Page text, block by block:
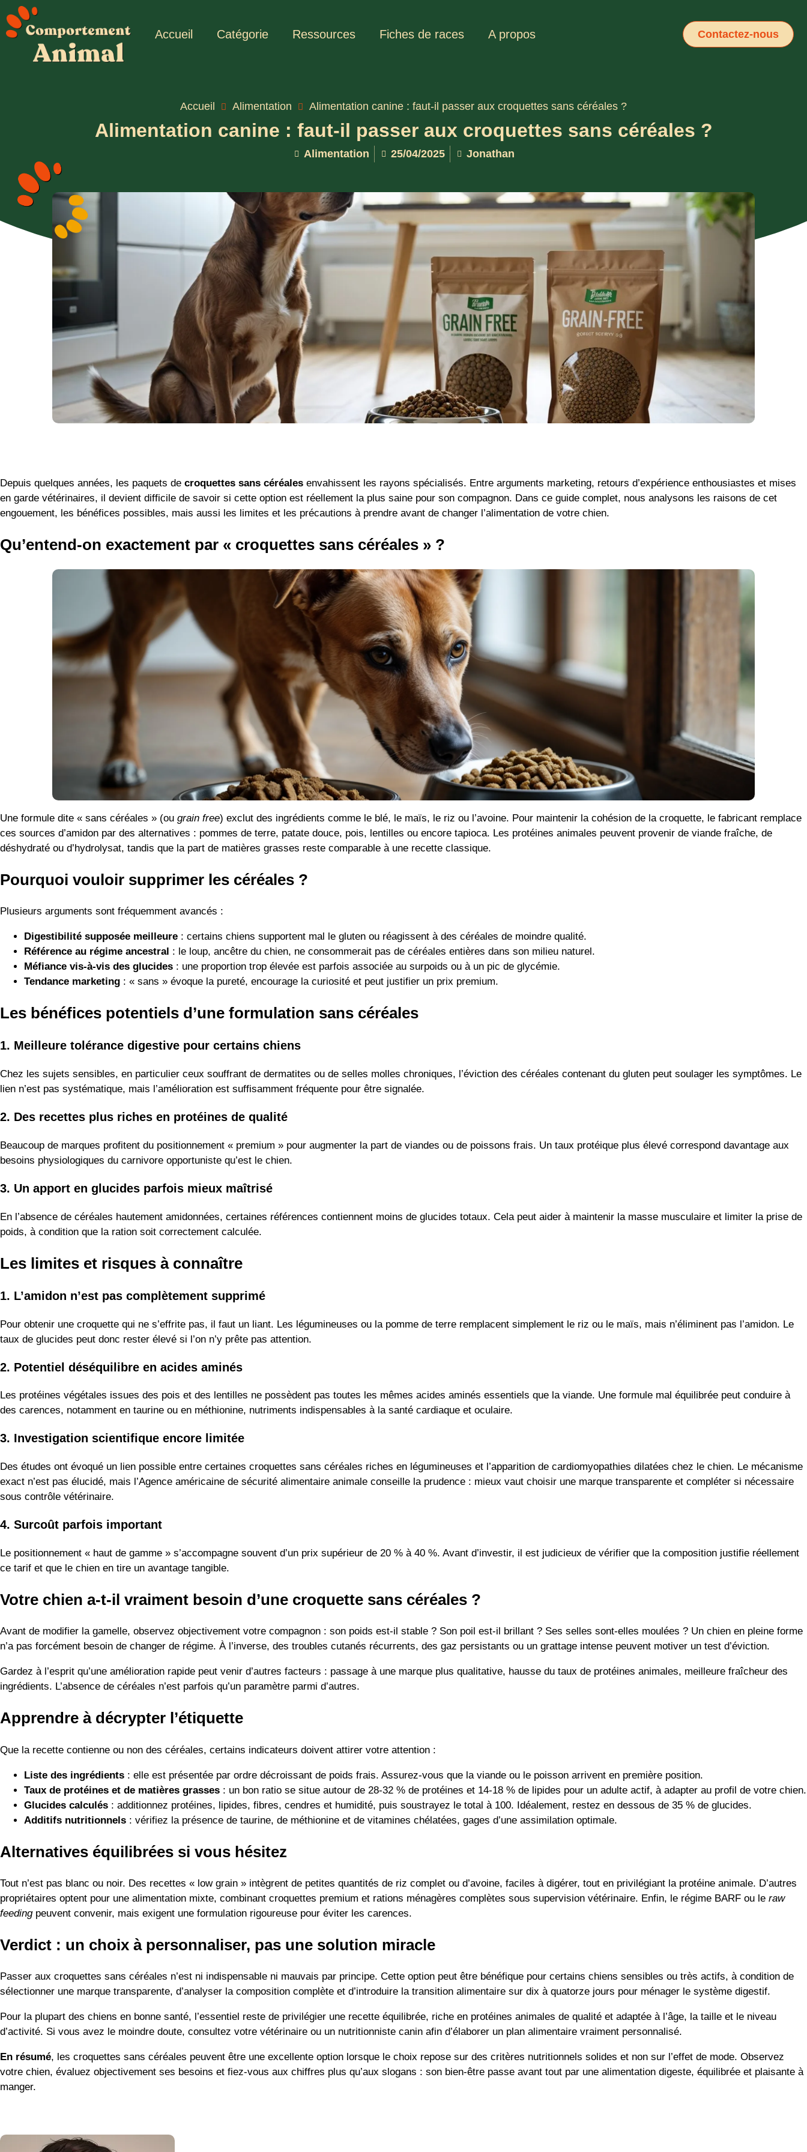
Accueil Catégorie Ressources Fiches de races A propos Contactez-nous
Accueil Alimentation Alimentation canine : faut-il passer aux croquettes sans céréales ?
Alimentation canine : faut-il passer aux croquettes sans céréales ?
Alimentation 25/04/2025 Jonathan
Depuis quelques années, les paquets de croquettes sans céréales envahissent les rayons spécialisés. Entre arguments marketing, retours d’expérience enthousiastes et mises
en garde vétérinaires, il devient difficile de savoir si cette option est réellement la plus saine pour son compagnon. Dans ce guide complet, nous analysons les raisons de cet
engouement, les bénéfices possibles, mais aussi les limites et les précautions à prendre avant de changer l’alimentation de votre chien.
Qu’entend-on exactement par « croquettes sans céréales » ?
Une formule dite « sans céréales » (ou grain free) exclut des ingrédients comme le blé, le maïs, le riz ou l’avoine. Pour maintenir la cohésion de la croquette, le fabricant remplace
ces sources d’amidon par des alternatives : pommes de terre, patate douce, pois, lentilles ou encore tapioca. Les protéines animales peuvent provenir de viande fraîche, de
déshydraté ou d’hydrolysat, tandis que la part de matières grasses reste comparable à une recette classique.
Pourquoi vouloir supprimer les céréales ?
Plusieurs arguments sont fréquemment avancés :
Digestibilité supposée meilleure : certains chiens supportent mal le gluten ou réagissent à des céréales de moindre qualité.
Référence au régime ancestral : le loup, ancêtre du chien, ne consommerait pas de céréales entières dans son milieu naturel.
Méfiance vis-à-vis des glucides : une proportion trop élevée est parfois associée au surpoids ou à un pic de glycémie.
Tendance marketing : « sans » évoque la pureté, encourage la curiosité et peut justifier un prix premium.
Les bénéfices potentiels d’une formulation sans céréales
1. Meilleure tolérance digestive pour certains chiens
Chez les sujets sensibles, en particulier ceux souffrant de dermatites ou de selles molles chroniques, l’éviction des céréales contenant du gluten peut soulager les symptômes. Le
lien n’est pas systématique, mais l’amélioration est suffisamment fréquente pour être signalée.
2. Des recettes plus riches en protéines de qualité
Beaucoup de marques profitent du positionnement « premium » pour augmenter la part de viandes ou de poissons frais. Un taux protéique plus élevé correspond davantage aux
besoins physiologiques du carnivore opportuniste qu’est le chien.
3. Un apport en glucides parfois mieux maîtrisé
En l’absence de céréales hautement amidonnées, certaines références contiennent moins de glucides totaux. Cela peut aider à maintenir la masse musculaire et limiter la prise de
poids, à condition que la ration soit correctement calculée.
Les limites et risques à connaître
1. L’amidon n’est pas complètement supprimé
Pour obtenir une croquette qui ne s’effrite pas, il faut un liant. Les légumineuses ou la pomme de terre remplacent simplement le riz ou le maïs, mais n’éliminent pas l’amidon. Le
taux de glucides peut donc rester élevé si l’on n’y prête pas attention.
2. Potentiel déséquilibre en acides aminés
Les protéines végétales issues des pois et des lentilles ne possèdent pas toutes les mêmes acides aminés essentiels que la viande. Une formule mal équilibrée peut conduire à
des carences, notamment en taurine ou en méthionine, nutriments indispensables à la santé cardiaque et oculaire.
3. Investigation scientifique encore limitée
Des études ont évoqué un lien possible entre certaines croquettes sans céréales riches en légumineuses et l’apparition de cardiomyopathies dilatées chez le chien. Le mécanisme
exact n’est pas élucidé, mais l’Agence américaine de sécurité alimentaire animale conseille la prudence : mieux vaut choisir une marque transparente et compléter si nécessaire
sous contrôle vétérinaire.
4. Surcoût parfois important
Le positionnement « haut de gamme » s’accompagne souvent d’un prix supérieur de 20 % à 40 %. Avant d’investir, il est judicieux de vérifier que la composition justifie réellement
ce tarif et que le chien en tire un avantage tangible.
Votre chien a-t-il vraiment besoin d’une croquette sans céréales ?
Avant de modifier la gamelle, observez objectivement votre compagnon : son poids est-il stable ? Son poil est-il brillant ? Ses selles sont-elles moulées ? Un chien en pleine forme
n’a pas forcément besoin de changer de régime. À l’inverse, des troubles cutanés récurrents, des gaz persistants ou un grattage intense peuvent motiver un test d’éviction.
Gardez à l’esprit qu’une amélioration rapide peut venir d’autres facteurs : passage à une marque plus qualitative, hausse du taux de protéines animales, meilleure fraîcheur des
ingrédients. L’absence de céréales n’est parfois qu’un paramètre parmi d’autres.
Apprendre à décrypter l’étiquette
Que la recette contienne ou non des céréales, certains indicateurs doivent attirer votre attention :
Liste des ingrédients : elle est présentée par ordre décroissant de poids frais. Assurez-vous que la viande ou le poisson arrivent en première position.
Taux de protéines et de matières grasses : un bon ratio se situe autour de 28-32 % de protéines et 14-18 % de lipides pour un adulte actif, à adapter au profil de votre chien.
Glucides calculés : additionnez protéines, lipides, fibres, cendres et humidité, puis soustrayez le total à 100. Idéalement, restez en dessous de 35 % de glucides.
Additifs nutritionnels : vérifiez la présence de taurine, de méthionine et de vitamines chélatées, gages d’une assimilation optimale.
Alternatives équilibrées si vous hésitez
Tout n’est pas blanc ou noir. Des recettes « low grain » intègrent de petites quantités de riz complet ou d’avoine, faciles à digérer, tout en privilégiant la protéine animale. D’autres
propriétaires optent pour une alimentation mixte, combinant croquettes premium et rations ménagères complètes sous supervision vétérinaire. Enfin, le régime BARF ou le raw
feedingpeuvent convenir, mais exigent une formulation rigoureuse pour éviter les carences.
Verdict : un choix à personnaliser, pas une solution miracle
Passer aux croquettes sans céréales n’est ni indispensable ni mauvais par principe. Cette option peut être bénéfique pour certains chiens sensibles ou très actifs, à condition de
sélectionner une marque transparente, d’analyser la composition complète et d’introduire la transition alimentaire sur dix à quatorze jours pour ménager le système digestif.
Pour la plupart des chiens en bonne santé, l’essentiel reste de privilégier une recette équilibrée, riche en protéines animales de qualité et adaptée à l’âge, la taille et le niveau
d’activité. Si vous avez le moindre doute, consultez votre vétérinaire ou un nutritionniste canin afin d’élaborer un plan alimentaire vraiment personnalisé.
En résumé, les croquettes sans céréales peuvent être une excellente option lorsque le choix repose sur des critères nutritionnels solides et non sur l’effet de mode. Observez
votre chien, évaluez objectivement ses besoins et fiez-vous aux chiffres plus qu’aux slogans : son bien-être passe avant tout par une alimentation digeste, équilibrée et plaisante à
manger.